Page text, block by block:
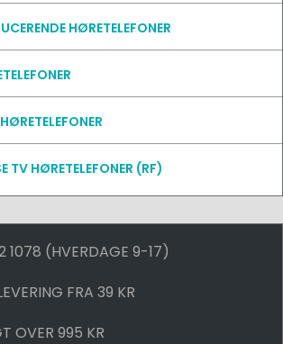
HØRETELEFONER
TV HØRETELEFONER (RF)
1078 (HVERDAGE 9-17)
FRA 39 KR
OVER 995 KR